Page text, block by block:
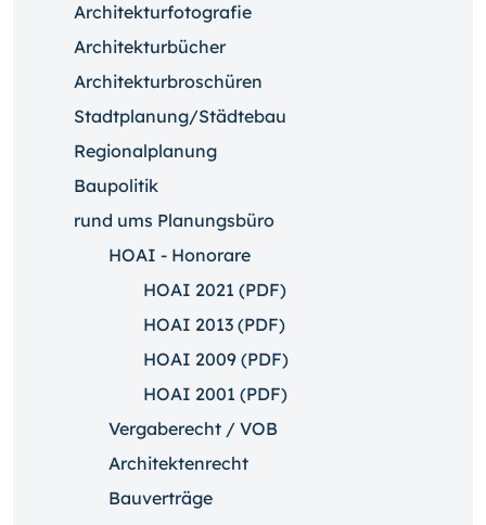
Architekturfotografie
Architekturbücher
Architekturbroschüren
Stadtplanung/Städtebau
Regionalplanung
Baupolitik
rund ums Planungsbüro
HOAI - Honorare
HOAI 2021 (PDF)
HOAI 2013 (PDF)
HOAI 2009 (PDF)
HOAI 2001 (PDF)
Vergaberecht / VOB
Architektenrecht
Bauverträge